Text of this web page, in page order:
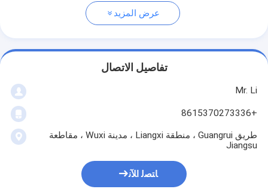
عرض المزيد
تفاصيل الاتصال
Mr. Li
+8615370273336
طريق Guangrui ، منطقة Liangxi ، مدينة Wuxi ، مقاطعة
Jiangsu
ﺎﺘﺼﻟ ﺍﻶﻧ